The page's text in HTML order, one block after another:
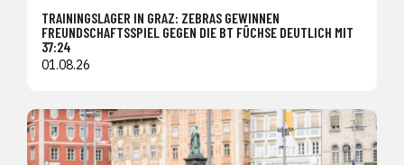
TRAININGSLAGER IN GRAZ: ZEBRAS GEWINNEN
FREUNDSCHAFTSSPIEL GEGEN DIE BT FÜCHSE DEUTLICH MIT
37:24
01.08.26